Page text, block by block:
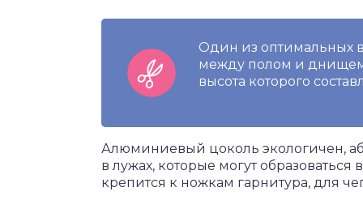
Один из оптимальных
между полом и днищем
высота которого
Алюминиевый цоколь экологичен,
в лужах, которые могут
крепится к ножкам гарнитура, для